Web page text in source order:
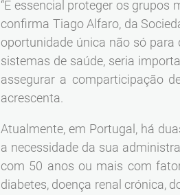
“É essencial proteger os grupos
confirma Tiago Alfaro, da
oportunidade única não só
sistemas de saúde, seria
assegurar a comparticipação
acrescenta.
Atualmente, em Portugal, há
a necessidade da sua
com 50 anos ou mais com
diabetes, doença renal crónica,